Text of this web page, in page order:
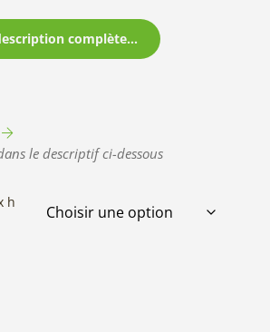
complète...
le descriptif ci-dessous
h